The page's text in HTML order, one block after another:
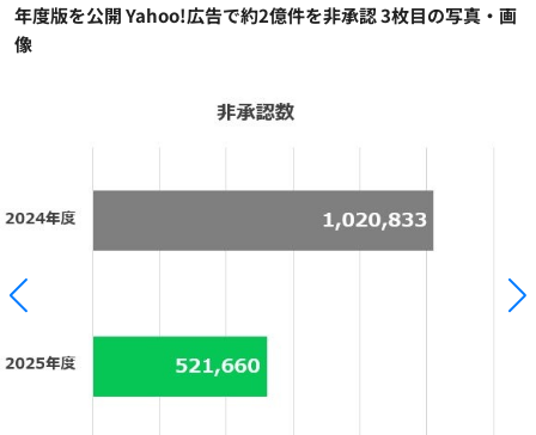
年度版を公開 Yahoo!広告で約2億件を非承認 3枚目の写真・画
像